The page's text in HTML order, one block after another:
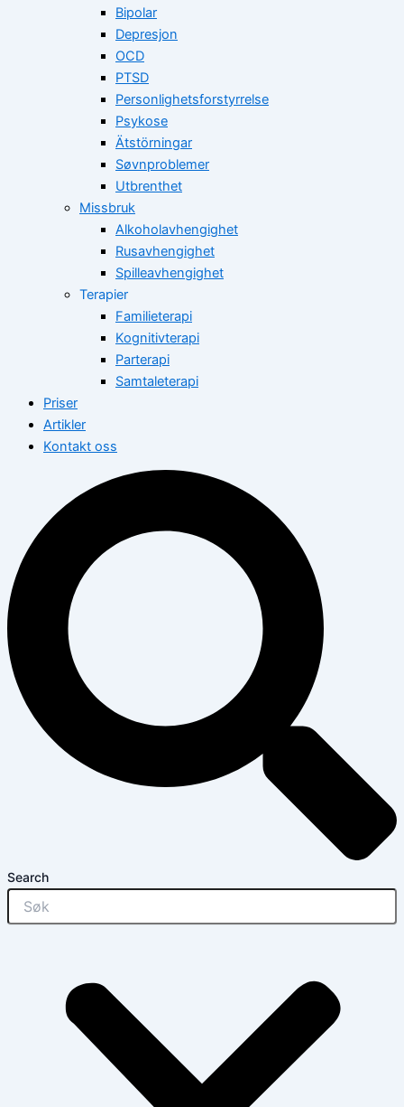
Bipolar
Depresjon
OCD
PTSD
Personlighetsforstyrrelse
Psykose
Ätstörningar
Søvnproblemer
Utbrenthet
Missbruk
Alkoholavhengighet
Rusavhengighet
Spilleavhengighet
Terapier
Familieterapi
Kognitivterapi
Parterapi
Samtaleterapi
Priser
Artikler
Kontakt oss
Search